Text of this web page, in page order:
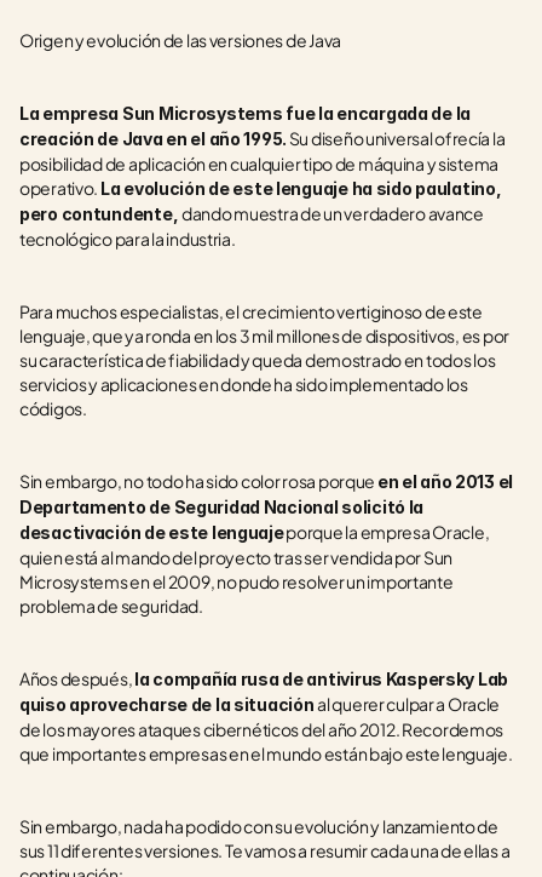
Origen y evolución de las versiones de Java
La empresa Sun Microsystems fue la encargada de la
creación de Java en el año 1995. Su diseño universal ofrecía la
posibilidad de aplicación en cualquier tipo de máquina y sistema
operativo. La evolución de este lenguaje ha sido paulatino,
pero contundente, dando muestra de un verdadero avance
tecnológico para la industria.
Para muchos especialistas, el crecimiento vertiginoso de este
lenguaje, que ya ronda en los 3 mil millones de dispositivos, es por
su característica de fiabilidad y queda demostrado en todos los
servicios y aplicaciones en donde ha sido implementado los
códigos.
Sin embargo, no todo ha sido color rosa porque en el año 2013 el
Departamento de Seguridad Nacional solicitó la
desactivación de este lenguaje porque la empresa Oracle,
quien está al mando del proyecto tras ser vendida por Sun
Microsystems en el 2009, no pudo resolver un importante
problema de seguridad.
Años después, la compañía rusa de antivirus Kaspersky Lab
quiso aprovecharse de la situación al querer culpar a Oracle
de los mayores ataques cibernéticos del año 2012. Recordemos
que importantes empresas en el mundo están bajo este lenguaje.
Sin embargo, nada ha podido con su evolución y lanzamiento de
sus 11 diferentes versiones. Te vamos a resumir cada una de ellas a